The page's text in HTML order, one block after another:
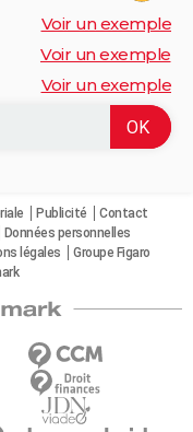
Voir un exemple
Voir un exemple
Voir un exemple
Publicité
Contact
Données personnelles
légales
Groupe Figaro